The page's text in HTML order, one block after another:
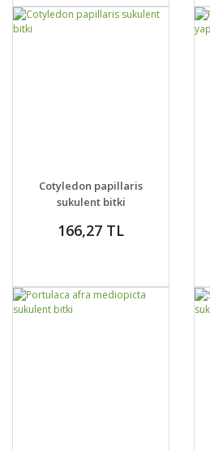
DETAYLAR
VER
Cotyledon papillaris
sukulent bitki
166,27 TL